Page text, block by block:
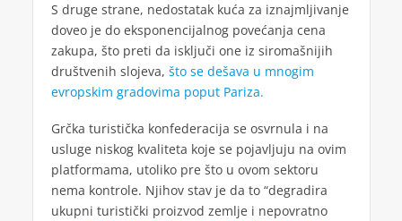
S druge strane, nedostatak kuća za iznajmljivanje
doveo je do eksponencijalnog povećanja cena
zakupa, što preti da isključi one iz siromašnijih
društvenih slojeva, što se dešava u mnogim
evropskim gradovima poput Pariza.
Grčka turistička konfederacija se osvrnula i na
usluge niskog kvaliteta koje se pojavljuju na ovim
platformama, utoliko pre što u ovom sektoru
nema kontrole. Njihov stav je da to “degradira
ukupni turistički proizvod zemlje i nepovratno